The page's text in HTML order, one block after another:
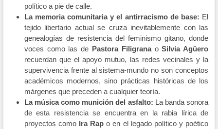
político a pie de calle.
La memoria comunitaria y el antirracismo de base: El
tejido libertario actual se cruza inevitablemente con las
genealogías de resistencia del feminismo gitano, donde
voces como las de Pastora FiligranaoSilvia Agüero
recuerdan que el apoyo mutuo, las redes vecinales y la
supervivencia frente al sistema-mundo no son conceptos
académicos modernos, sino prácticas históricas de los
márgenes que preceden a cualquier teoría.
La música como munición del asfalto: La banda sonora
de esta resistencia se encuentra en la rabia lírica de
proyectos como Ira Rap o en el legado político y poético